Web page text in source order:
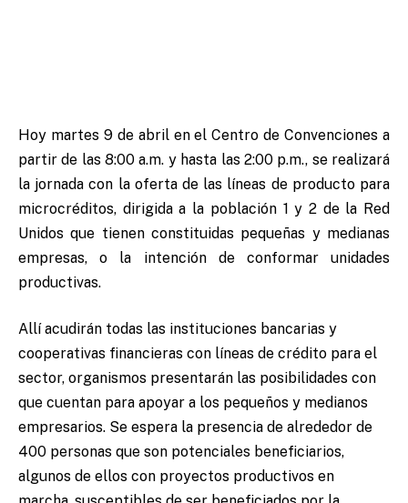
Hoy martes 9 de abril en el Centro de Convenciones a
partir de las 8:00 a.m. y hasta las 2:00 p.m., se realizará
la jornada con la oferta de las líneas de producto para
microcréditos, dirigida a la población 1 y 2 de la Red
Unidos que tienen constituidas pequeñas y medianas
empresas, o la intención de conformar unidades
productivas.
Allí acudirán todas las instituciones bancarias y
cooperativas financieras con líneas de crédito para el
sector, organismos presentarán las posibilidades con
que cuentan para apoyar a los pequeños y medianos
empresarios. Se espera la presencia de alrededor de
400 personas que son potenciales beneficiarios,
algunos de ellos con proyectos productivos en